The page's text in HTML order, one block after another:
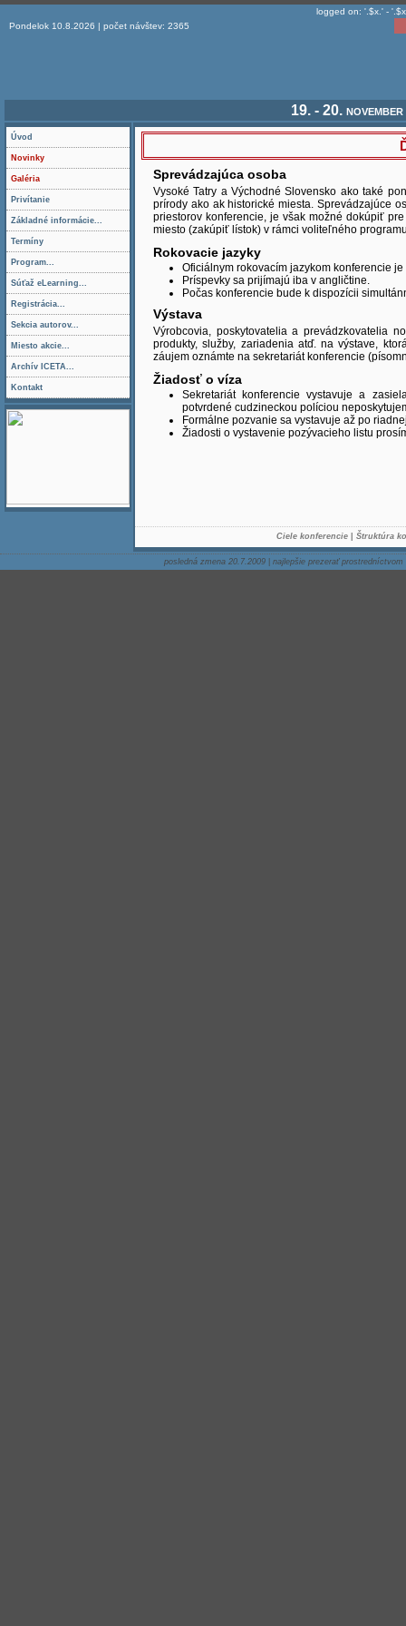
logged on: '.$x.' -
Pondelok 10.8.2026 | počet návštev: 2365
19. - 20.
Sprevádzajúca osoba
Vysoké Tatry a Východné Slovensko ako také
prírody ako ak historické miesta. Sprevádzajúce
priestorov konferencie, je však možné dokúpiť
miesto (zakúpiť lístok) v rámci voliteľného
Rokovacie jazyky
Oficiálnym rokovacím jazykom konferencie
Príspevky sa prijímajú iba v angličtine.
Počas konferencie bude k dispozícii
Výstava
Výrobcovia, poskytovatelia a prevádzkovatelia
produkty, služby, zariadenia atď. na výstave,
záujem oznámte na sekretariát konferencie
Žiadosť o víza
Sekretariát konferencie vystavuje a
potvrdené cudzineckou políciou
Formálne pozvanie sa vystavuje až po
Žiadosti o vystavenie pozývacieho listu
Ciele konferencie Štruktúra
Úvod
Novinky
Galéria
Privítanie
Základné informácie...
Termíny
Program...
Súťaž eLearning...
Registrácia...
Sekcia autorov...
Miesto akcie...
Archív ICETA...
Kontakt
posledná zmena 20.7.2009 |najlepšie prezerať